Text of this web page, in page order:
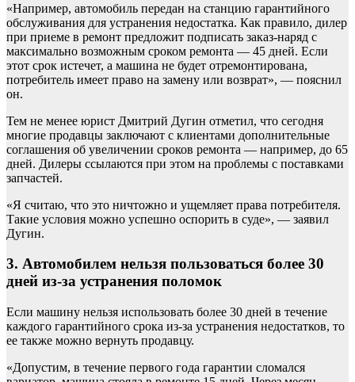
«Например, автомобиль передан на станцию гарантийного
обслуживания для устранения недостатка. Как правило, дилер
при приеме в ремонт предложит подписать заказ-наряд с
максимально возможным сроком ремонта — 45 дней. Если
этот срок истечет, а машина не будет отремонтирована,
потребитель имеет право на замену или возврат», — пояснил
он.
Тем не менее юрист Дмитрий Дугин отметил, что сегодня
многие продавцы заключают с клиентами дополнительные
соглашения об увеличении сроков ремонта — например, до 65
дней. Дилеры ссылаются при этом на проблемы с поставками
запчастей.
«Я считаю, что это ничтожно и ущемляет права потребителя.
Такие условия можно успешно оспорить в суде», — заявил
Дугин.
3. Автомобилем нельзя пользоваться более 30
дней из-за устранения поломок
Если машину нельзя использовать более 30 дней в течение
каждого гарантийного срока из-за устранения недостатков, то
ее также можно вернуть продавцу.
«Допустим, в течение первого года гарантии сломался